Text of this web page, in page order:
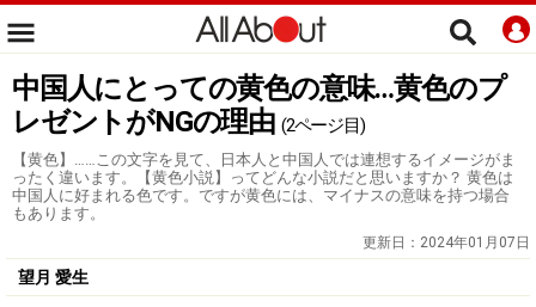
中国人にとっての黄色の意味…黄色のプ
レゼントがNGの理由 (2ページ目)
【黄色】……この文字を見て、日本人と中国人では連想するイメージがま
ったく違います。【黄色小説】ってどんな小説だと思いますか？ 黄色は
中国人に好まれる色です。ですが黄色には、マイナスの意味を持つ場合
もあります。
更新日： 2024年01月07日
望月 愛生